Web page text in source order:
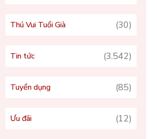
Thú Vui Tuổi Già (30)
Tin tức (3.542)
Tuyển dụng (85)
Ưu đãi (12)